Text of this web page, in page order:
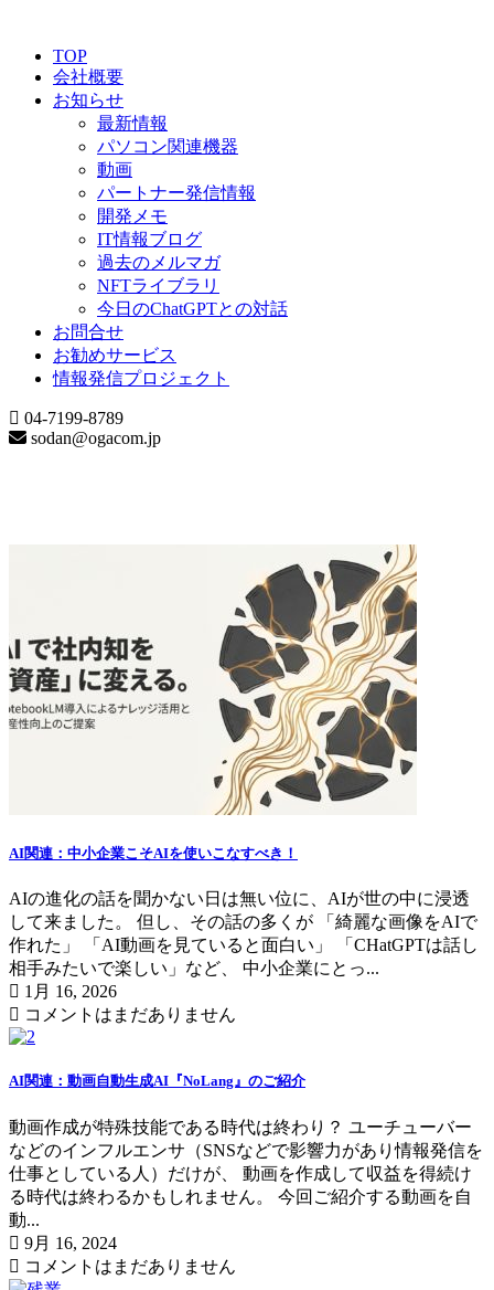
TOP
会社概要
お知らせ
最新情報
パソコン関連機器
動画
パートナー発信情報
開発メモ
IT情報ブログ
過去のメルマガ
NFTライブラリ
今日のChatGPTとの対話
お問合せ
お勧めサービス
情報発信プロジェクト
04-7199-8789
sodan@ogacom.jp
AI関連：中小企業こそAIを使いこなすべき！
AIの進化の話を聞かない日は無い位に、AIが世の中に浸透
して来ました。 但し、その話の多くが 「綺麗な画像をAIで
作れた」 「AI動画を見ていると面白い」 「CHatGPTは話し
相手みたいで楽しい」など、 中小企業にとっ...
1月 16, 2026
コメントはまだありません
AI関連：動画自動生成AI『NoLang』のご紹介
動画作成が特殊技能である時代は終わり？ ユーチューバー
などのインフルエンサ（SNSなどで影響力があり情報発信を
仕事としている人）だけが、 動画を作成して収益を得続け
る時代は終わるかもしれません。 今回ご紹介する動画を自
動...
9月 16, 2024
コメントはまだありません